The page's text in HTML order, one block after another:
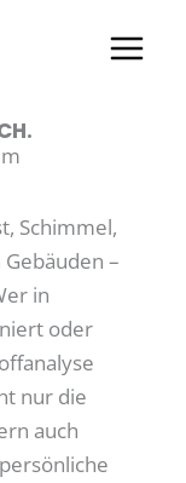
Schimmel,
–
in
oder
nur die
auch